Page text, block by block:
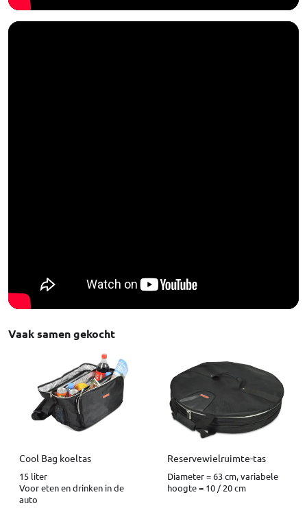
Vaak samen gekocht
Cool Bag koeltas
15 liter
Voor eten en drinken in de
auto
Reservewielruimte-tas
Diameter = 63 cm, variabele
hoogte = 10 / 20 cm